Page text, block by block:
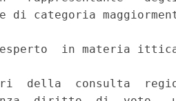
di categoria
in materia
della  consulta